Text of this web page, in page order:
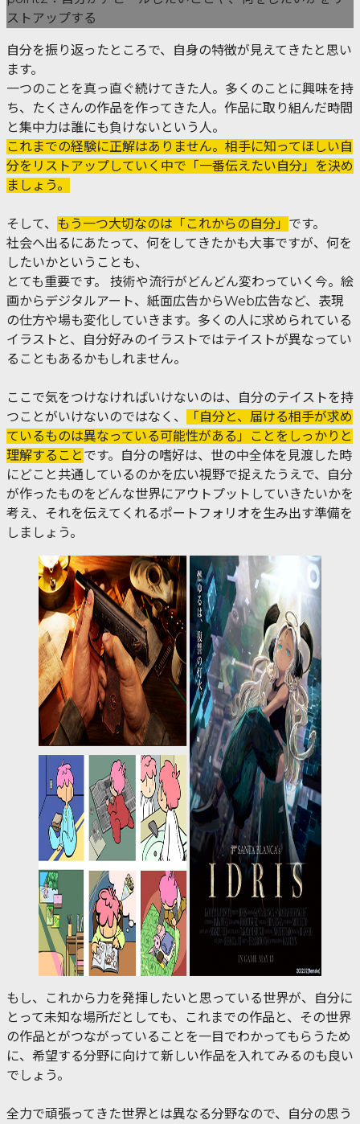
ストアップする
自分を振り返ったところで、自身の特徴が見えてきたと思い
ます。
一つのことを真っ直ぐ続けてきた人。多くのことに興味を持
ち、たくさんの作品を作ってきた人。作品に取り組んだ時間
と集中力は誰にも負けないという人。
これまでの経験に正解はありません。相手に知ってほしい自
分をリストアップしていく中で「一番伝えたい自分」を決め
ましょう。
そして、 もう一つ大切なのは「これからの自分」 です。
社会へ出るにあたって、何をしてきたかも大事ですが、何を
したいかということも、
とても重要です。 技術や流行がどんどん変わっていく今。絵
画からデジタルアート、紙面広告からWeb広告など、表現
の仕方や場も変化していきます。多くの人に求められている
イラストと、自分好みのイラストではテイストが異なってい
ることもあるかもしれません。
ここで気をつけなければいけないのは、自分のテイストを持
つことがいけないのではなく、
「自分と、届ける相手が求め
ているものは異なっている可能性がある」ことをしっかりと
理解すること です。自分の嗜好は、世の中全体を見渡した時
にどこと共通しているのかを広い視野で捉えたうえで、自分
が作ったものをどんな世界にアウトプットしていきたいかを
考え、それを伝えてくれるポートフォリオを生み出す準備を
しましょう。
もし、これから力を発揮したいと思っている世界が、自分に
とって未知な場所だとしても、これまでの作品と、その世界
の作品とがつながっていることを一目でわかってもらうため
に、希望する分野に向けて新しい作品を入れてみるのも良い
でしょう。
全力で頑張ってきた世界とは異なる分野なので、自分の思う